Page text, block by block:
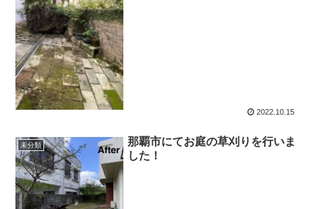
2022.10.15
未分類
那覇市にてお庭の草刈りを行いま
した！